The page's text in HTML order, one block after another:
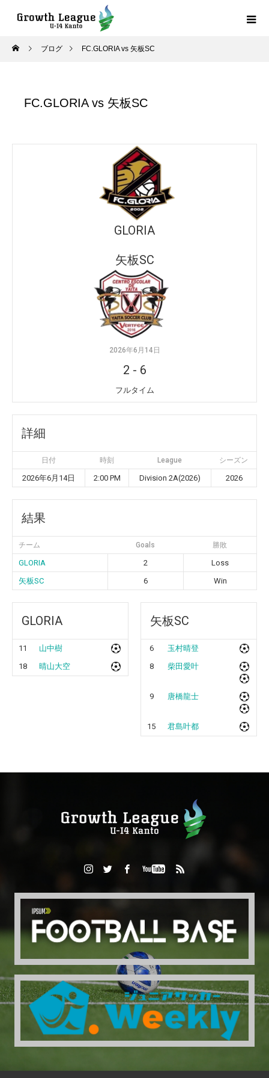
ブログ FC.GLORIA vs 矢板SC
FC.GLORIA vs 矢板SC
GLORIA
矢板SC
2026年6月14日
2 - 6
フルタイム
詳細
日付 時刻 League シーズン
2026年6月14日 2:00 PM Division 2A(2026) 2026
結果
チーム Goals 勝敗
GLORIA 2
Loss
矢板SC
6 Win
GLORIA
11
山中樹
18
晴山大空
矢板SC
6
玉村晴登
8
柴田愛叶
9 唐橋龍士
15 君島叶都